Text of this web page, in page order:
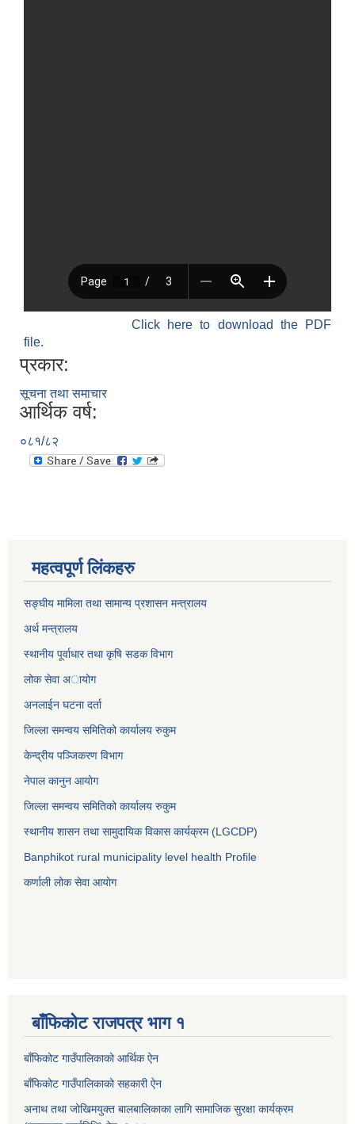
Click here to download the PDF
file.
प्रकार:
सूचना तथा समाचार
आर्थिक वर्ष:
०८१/८२
महत्वपूर्ण लिंकहरु
सङ्घीय मामिला तथा सामान्य प्रशासन मन्त्रालय
अर्थ मन्त्रालय
स्थानीय पूर्वाधार तथा कृषि सडक विभाग
लोक सेवा अायाेग
अनलाईन घटना दर्ता
जिल्ला समन्वय समितिको कार्यालय रुकुम
केन्द्रीय पञ्जिकरण विभाग
नेपाल कानुन आयोग
जिल्ला समन्वय समितिको कार्यालय रुकुम
स्थानीय शासन तथा सामुदायिक विकास कार्यक्रम (LGCDP)
Banphikot rural municipality level health Profile
कर्णाली लोक सेवा आयाेग
बाँफिकोट राजपत्र भाग १
बाँफिकोट गाउँपालिकाको आर्थिक ऐन
बाँफिकोट गाउँपालिकाको सहकारी ऐन
अनाथ तथा जोखिमयुक्त बालबालिकाका लागि सामाजिक सुरक्षा कार्यक्रम